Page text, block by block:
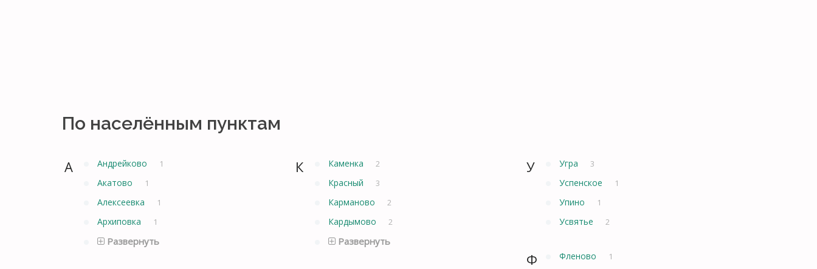
По населённым пунктам
А Андрейково 1
Акатово 1
Алексеевка 1
Архиповка 1
Развернуть
К Каменка 2
Красный 3
Карманово 2
Кардымово 2
Развернуть
У Угра 3
Успенское 1
Упино 1
Усвятье 2
Ф Фленово 1